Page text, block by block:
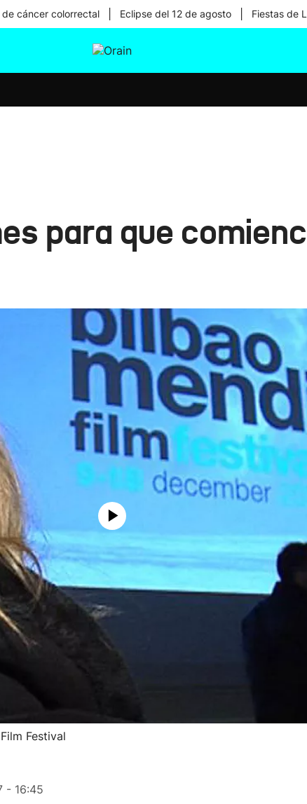
cáncer colorrectal Eclipse del 12 de agosto Fiestas de
para que
Festival
- 16:45